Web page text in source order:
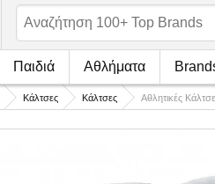
Παιδιά Αθλήματα
Κάλτσες Κάλτσες Αθλητικές